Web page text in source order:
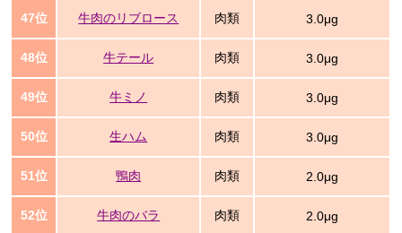
47位 牛肉のリブロース 肉類 3.0μg
48位 牛テール 肉類 3.0μg
49位 牛ミノ 肉類 3.0μg
50位 生ハム 肉類 3.0μg
51位 鴨肉 肉類 2.0μg
52位 牛肉のバラ 肉類 2.0μg